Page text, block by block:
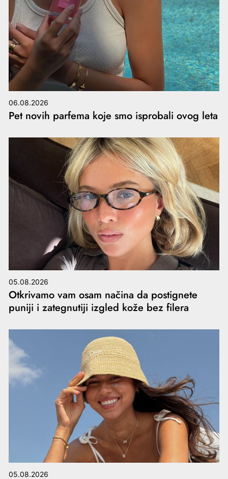
06.08.2026
Pet novih parfema koje smo isprobali ovog leta
05.08.2026
Otkrivamo vam osam načina da postignete
puniji i zategnutiji izgled kože bez filera
05.08.2026